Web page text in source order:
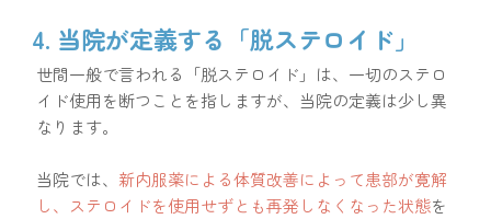
4. 当院が定義する「脱ステロイド」
世間一般で言われる「脱ステロイド」は、一切のステロ
イド使用を断つことを指しますが、当院の定義は少し異
なります。
当院では、 新内服薬による体質改善によって患部が寛解
し、ステロイドを使用せずとも再発しなくなった状態を